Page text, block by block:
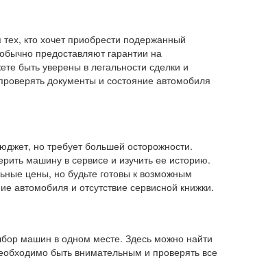
кто хочет приобрести подержанный
предоставляют гарантии на
быть уверены в легальности сделки и
документы и состояние автомобиля
но требует большей осторожности.
машину в сервисе и изучить ее историю.
цены, но будьте готовы к возможным
автомобиля и отсутствие сервисной книжки.
машин в одном месте. Здесь можно найти
быть внимательным и проверять все